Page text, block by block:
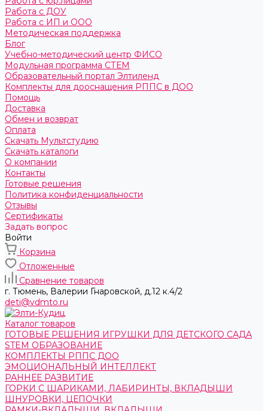
Работа с ДОУ
Работа с ИП и ООО
Методическая поддержка
Блог
Учебно-методический центр ФИСО
Модульная программа СТЕМ
Образовательный портал Элтиленд
Комплекты для дооснащения РППС в ДОО
Помощь
Доставка
Обмен и возврат
Оплата
Скачать Мультстудию
Скачать каталоги
О компании
Контакты
Готовые решения
Политика конфиденциальности
Отзывы
Сертификаты
Задать вопрос
Войти
Корзина
Отложенные
Сравнение товаров
г. Тюмень, ​Валерии Гнаровской, д.12 к.4/2
deti@vdmto.ru
Каталог товаров
ГОТОВЫЕ РЕШЕНИЯ ИГРУШКИ ДЛЯ ДЕТСКОГО САДА
STEM ОБРАЗОВАНИЕ
КОМПЛЕКТЫ РППС ДОО
ЭМОЦИОНАЛЬНЫЙ ИНТЕЛЛЕКТ
РАННЕЕ РАЗВИТИЕ
ГОРКИ С ШАРИКАМИ, ЛАБИРИНТЫ, ВКЛАДЫШИ
ШНУРОВКИ, ЦЕПОЧКИ